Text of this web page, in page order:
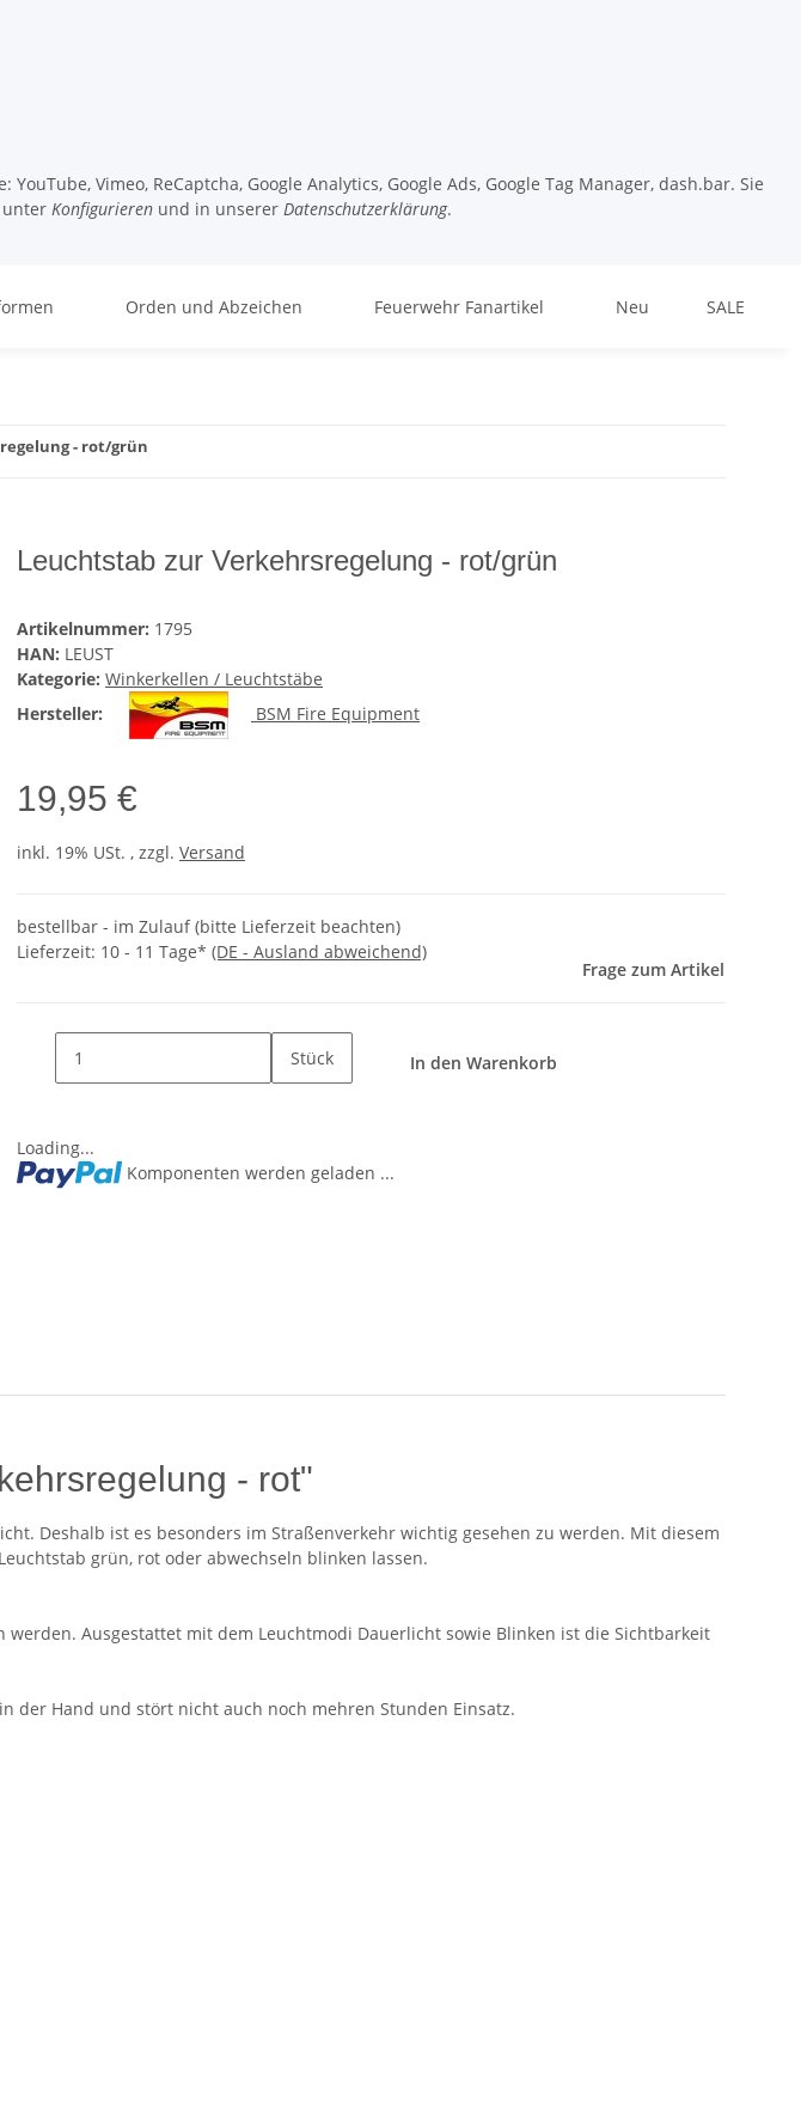
Vimeo, ReCaptcha, Google Analytics, Google Ads, Google Tag Manager, dash.bar. Sie
unter Konfigurieren und in unserer Datenschutzerklärung.
Orden und Abzeichen Feuerwehr Fanartikel Neu SALE
- rot/grün
Leuchtstab zur Verkehrsregelung - rot/grün
Artikelnummer: 1795
HAN: LEUST
Kategorie: Winkerkellen / Leuchtstäbe
Hersteller:
BSM Fire Equipment
19,95 €
inkl. 19% USt. , zzgl. Versand
bestellbar - im Zulauf (bitte Lieferzeit beachten)
Lieferzeit: 10 - 11 Tage* (DE - Ausland abweichend)
Frage zum Artikel
Stück In den Warenkorb
Loading...
Komponenten werden geladen ...
- rot"
Deshalb ist es besonders im Straßenverkehr wichtig gesehen zu werden. Mit diesem
grün, rot oder abwechseln blinken lassen.
Ausgestattet mit dem Leuchtmodi Dauerlicht sowie Blinken ist die Sichtbarkeit
der Hand und stört nicht auch noch mehren Stunden Einsatz.